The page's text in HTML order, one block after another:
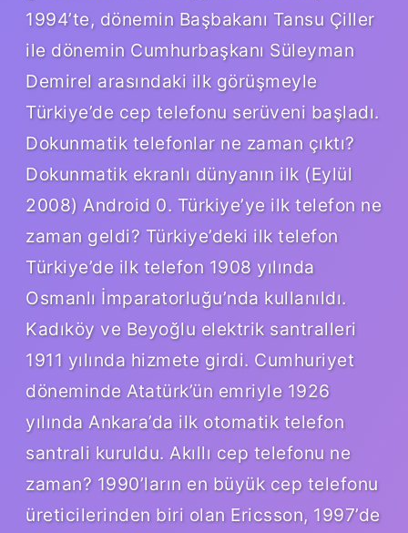
1994’te, dönemin Başbakanı Tansu Çiller
ile dönemin Cumhurbaşkanı Süleyman
Demirel arasındaki ilk görüşmeyle
Türkiye’de cep telefonu serüveni başladı.
Dokunmatik telefonlar ne zaman çıktı?
Dokunmatik ekranlı dünyanın ilk (Eylül
2008) Android 0. Türkiye’ye ilk telefon ne
zaman geldi? Türkiye’deki ilk telefon
Türkiye’de ilk telefon 1908 yılında
Osmanlı İmparatorluğu’nda kullanıldı.
Kadıköy ve Beyoğlu elektrik santralleri
1911 yılında hizmete girdi. Cumhuriyet
döneminde Atatürk’ün emriyle 1926
yılında Ankara’da ilk otomatik telefon
santrali kuruldu. Akıllı cep telefonu ne
zaman? 1990’ların en büyük cep telefonu
üreticilerinden biri olan Ericsson, 1997’de